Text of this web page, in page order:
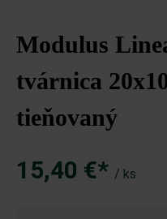
Modulus
tvárnica
tieňovaný
15,40 €* / ks